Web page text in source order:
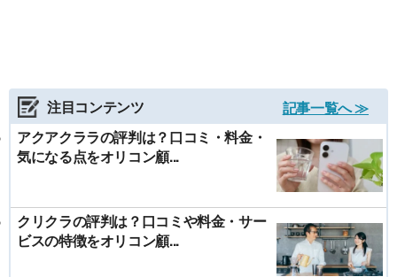
注目コンテンツ
記事一覧へ ≫
アクアクララの評判は？口コミ・料金・
気になる点をオリコン顧...
クリクラの評判は？口コミや料金・サー
ビスの特徴をオリコン顧...